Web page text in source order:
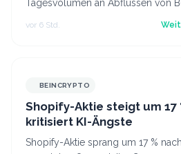
Tagesvolumen an Abflüssen von
2024 verzeichnet. Damit senden
vor 6 Std.
BEINCRYPTO
Shopify-Aktie steigt um 17
kritisiert KI-Ängste
Shopify-Aktie sprang um 17 %